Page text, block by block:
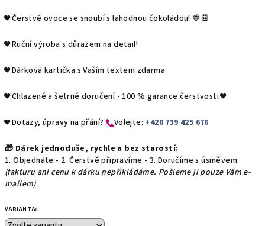
❤️ Čerstvé ovoce se snoubí s lahodnou čokoládou! 🍓🍫
❤️ Ruční výroba s důrazem na detail!
❤️ Dárková kartička s Vaším textem zdarma
❤️Chlazené a šetrné doručení - 100 % garance čerstvosti❤️
❤️ Dotazy, úpravy na přání? ​Volejte: +420 739 425 676
🎁 Dárek jednoduše, rychle a bez starostí:
1. Objednáte - 2. Čerstvě připravíme - 3. Doručíme s úsměvem
(fakturu ani cenu k dárku nepřikládáme. Pošleme ji pouze Vám e-
mailem)
VARIANTA: